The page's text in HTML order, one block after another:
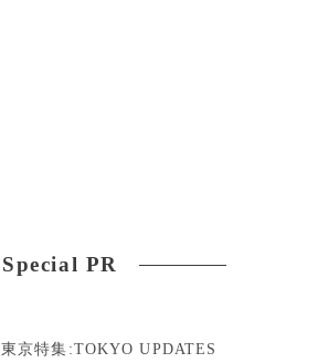
Special PR
東京特集:TOKYO UPDATES